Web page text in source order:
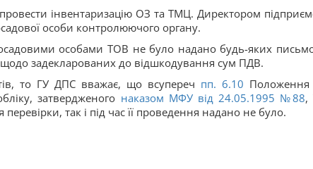
інвентаризацію ОЗ та ТМЦ. Директором
особи контролюючого органу.
особами ТОВ не було надано будь-яких
задекларованих до відшкодування сум ПДВ.
то ГУ ДПС вважає, що всупереч пп. 6.10
затвердженого наказом МФУ від 24.05.1995 №88,
так і під час її проведення надано не було.